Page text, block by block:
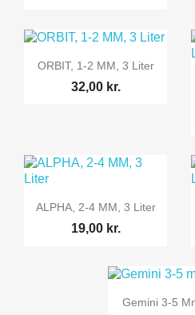
 Vis her
ORBIT, 1-2 MM, 3 Liter
32,00 kr.
 Vis her
ALPHA, 2-4 MM, 3 Liter
19,00 kr.
 Vis
Gemini 3-5